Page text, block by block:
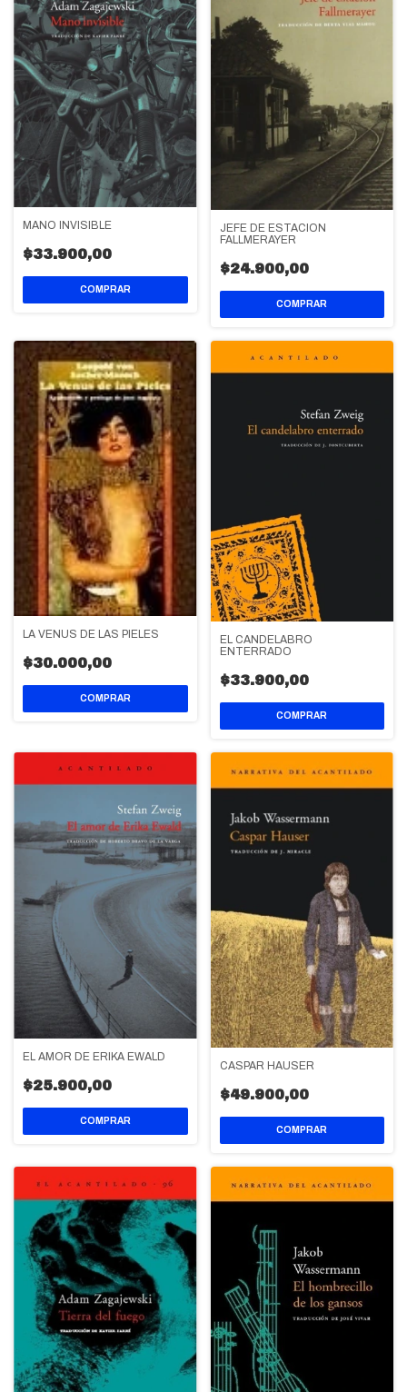
MANO INVISIBLE
$33.900,00
JEFE DE ESTACION
FALLMERAYER
$24.900,00
LA VENUS DE LAS PIELES
$30.000,00
EL CANDELABRO
ENTERRADO
$33.900,00
EL AMOR DE ERIKA EWALD
$25.900,00
CASPAR HAUSER
$49.900,00